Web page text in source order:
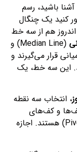
باشید، رسم
کنید یک چنگال
هم از سه خط
(Median Line) و
قرار می‌گیرند و
این سه خط، یک
، انتخاب سه نقطه
و کف‌های
(Pivot Points) هستند. اجازه